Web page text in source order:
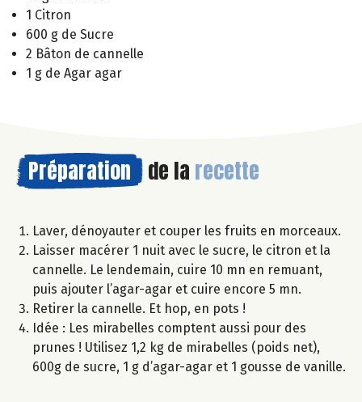
1 Citron
600 g de Sucre
2 Bâton de cannelle
1 g de Agar agar
Préparation de la recette
Laver, dénoyauter et couper les fruits en morceaux.
Laisser macérer 1 nuit avec le sucre, le citron et la
cannelle. Le lendemain, cuire 10 mn en remuant,
puis ajouter l’agar-agar et cuire encore 5 mn.
Retirer la cannelle. Et hop, en pots !
Idée : Les mirabelles comptent aussi pour des
prunes ! Utilisez 1,2 kg de mirabelles (poids net),
600g de sucre, 1 g d’agar-agar et 1 gousse de vanille.